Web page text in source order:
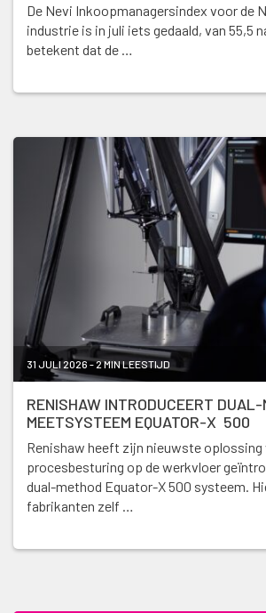
De Nevi Inkoopmanagersindex voor de
industrie is in juli iets gedaald, van 55,5
betekent dat de …
31 JULI 2026 - 2 MIN LEESTIJD
RENISHAW INTRODUCEERT DUAL-
MEETSYSTEEM EQUATOR-X 500
Renishaw heeft zijn nieuwste oplossing
procesbesturing op de werkvloer
dual-method Equator-X 500 systeem.
fabrikanten zelf …